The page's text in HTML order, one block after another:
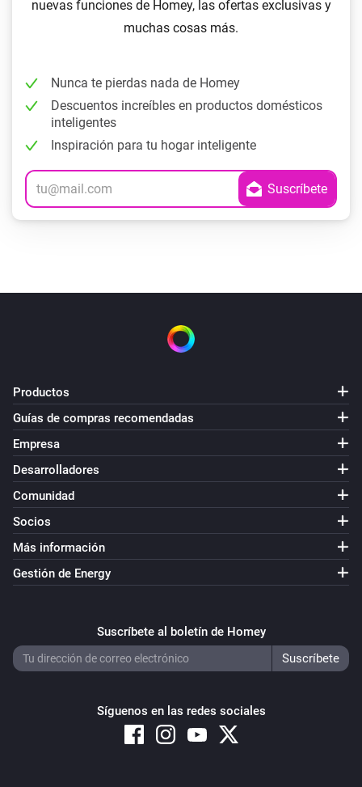
nuevas funciones de Homey, las ofertas exclusivas y
muchas cosas más.
Nunca te pierdas nada de Homey
Descuentos increíbles en productos domésticos
inteligentes
Inspiración para tu hogar inteligente
Productos
Guías de compras recomendadas
Empresa
Desarrolladores
Comunidad
Socios
Más información
Gestión de Energy
Suscríbete al boletín de Homey
Síguenos en las redes sociales